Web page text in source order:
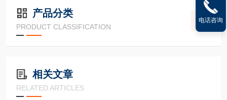
产品分类
PRODUCT CLASSIFICATION
相关文章
RELATED ARTICLES
电话咨询